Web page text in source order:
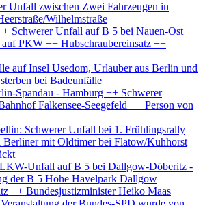
Unfall zwischen Zwei Fahrzeugen in
Wilhelmstraße
Schwerer Unfall auf B 5 bei Nauen-Ost
PKW ++ Hubschraubereinsatz ++
auf Insel Usedom, Urlauber aus Berlin und
bei Badeunfälle
Spandau - Hamburg ++ Schwerer
Falkensee-Seegefeld ++ Person von
Schwerer Unfall bei 1. Frühlingsrally
Berliner mit Oldtimer bei Flatow/Kuhhorst
Unfall auf B 5 bei Dallgow-Döberitz -
der B 5 Höhe Havelpark Dallgow
++ Bundesjustizminister Heiko Maas